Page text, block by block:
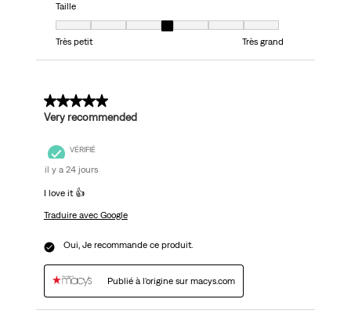
Taille
Taille, 4 sur 7, où 1 est égal à Très petit et 7 est égal à Très grand
Très petit
Très grand
5 sur 5 étoiles.
Very recommended
VÉRIFIÉ
il y a 24 jours
I love it 👍
Traduire avec Google
Oui, Je recommande ce produit.
Publié à l'origine sur macys.com